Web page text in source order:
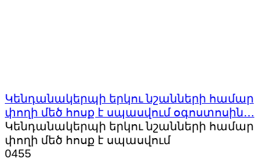
Կենդանակերպի երկու նշանների համար
փողի մեծ հոսք է սպասվում օգոստոսին․․․
Կենդանակերպի երկու նշանների համար
փողի մեծ հոսք է սպասվում
0455